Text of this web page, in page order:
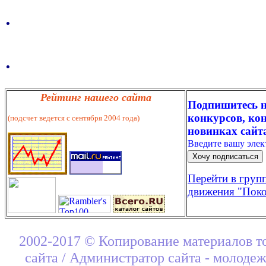
.
.
Рейтинг нашего сайта
(подсчет ведется с сентября 2004 года)
Подпишитесь
конкурсов,
новинках
Введите вашу
Перейти в
движения
2002-2017 © Копирование материалов
сайта / Администратор сайта -